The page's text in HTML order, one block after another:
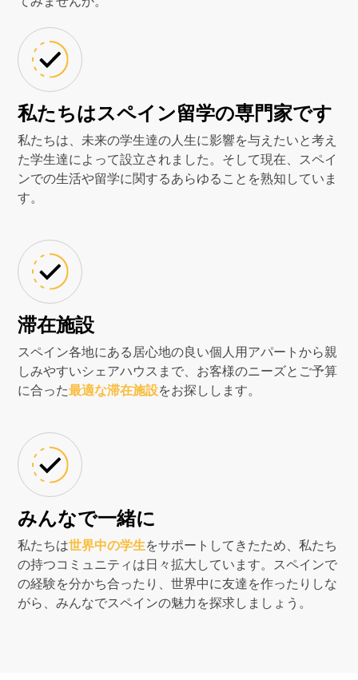
私たちはスペイン留学の専門家です
私たちは、未来の学生達の人生に影響を与えたいと考え
た学生達によって設立されました。そして現在、スペイ
ンでの生活や留学に関するあらゆることを熟知していま
す。
滞在施設
スペイン各地にある居心地の良い個人用アパートから親
しみやすいシェアハウスまで、お客様のニーズとご予算
に合った最適な滞在施設をお探しします。
みんなで一緒に
私たちは世界中の学生をサポートしてきたため、私たち
の持つコミュニティは日々拡大しています。スペインで
の経験を分かち合ったり、世界中に友達を作ったりしな
がら、みんなでスペインの魅力を探求しましょう。